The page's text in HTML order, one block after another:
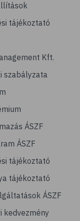
tájékoztató
Kft.
szabályzata
ÁSZF
ÁSZF
tájékoztató
tájékoztató
ÁSZF
kedvezmény